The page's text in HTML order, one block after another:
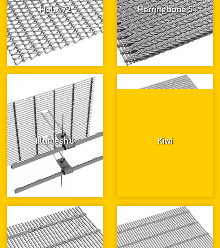
Helix 72 Herringbone 5
Illumesh® Kiwi